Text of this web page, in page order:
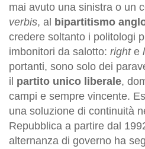
mai avuto una sinistra o un
verbis, al bipartitismo
credere soltanto i politologi
imbonitori da salotto: right e
portanti, sono solo dei
il partito unico liberale,
campi e sempre vincente.
una soluzione di continuità
Repubblica a partire dal
alternanza di governo ha